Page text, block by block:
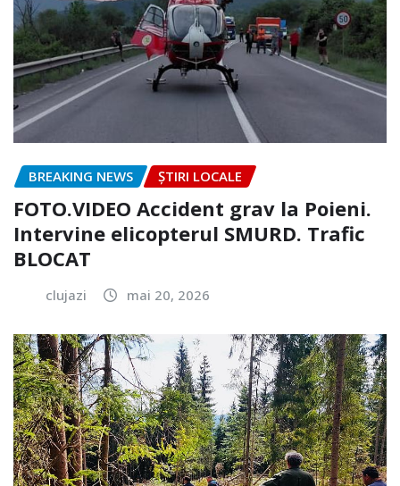
BREAKING NEWS ȘTIRI LOCALE
FOTO.VIDEO Accident grav la Poieni.
Intervine elicopterul SMURD. Trafic
BLOCAT
clujazi mai 20, 2026